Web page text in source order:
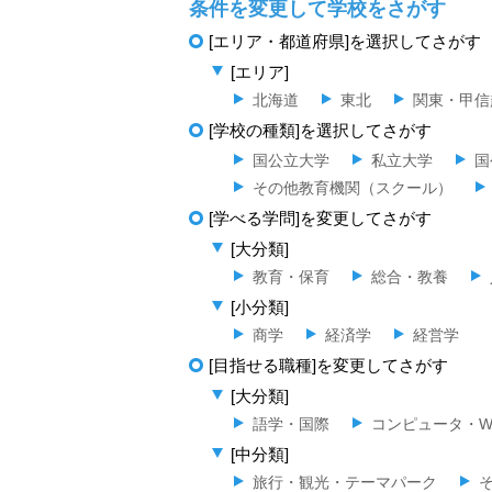
条件を変更して学校をさがす
[エリア・都道府県]を選択してさがす
[エリア]
北海道 東北 関東・甲
[学校の種類]を選択してさがす
国公立大学 私立大学
その他教育機関（スクール）
[学べる学問]を変更してさがす
[大分類]
教育・保育 総合・教養
[小分類]
商学 経済学 経営学
[目指せる職種]を変更してさがす
[大分類]
語学・国際 コンピュータ・
[中分類]
旅行・観光・テーマパーク